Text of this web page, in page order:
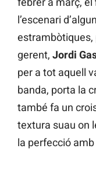
l’escenari
estrambòtiques,
gerent, Jordi
per a tot aquell
banda, porta la
també fa un
textura suau on
la perfecció